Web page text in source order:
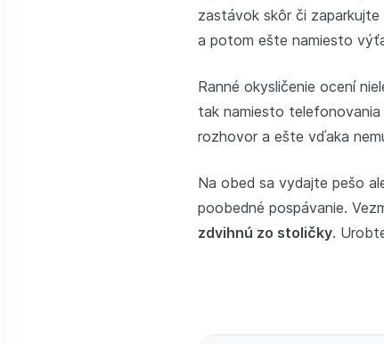
zastávok skôr či
a potom ešte namiesto
Ranné okysličenie ocení
tak namiesto telefonovania
rozhovor a ešte vďaka
Na obed sa vydajte pešo
poobedné pospávanie.
zdvihnú zo stoličky.